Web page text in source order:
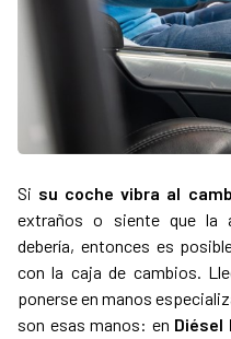
Si su coche vibra al
extraños o siente que la
debería, entonces es
con la caja de cambios.
ponerse en manos
son esas manos: en Diésel